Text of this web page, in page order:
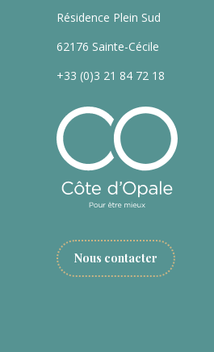
Résidence Plein Sud
62176 Sainte-Cécile
+33 (0)3 21 84 72 18
Nous contacter